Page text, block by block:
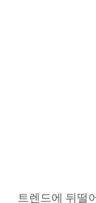
트렌드에 뒤떨